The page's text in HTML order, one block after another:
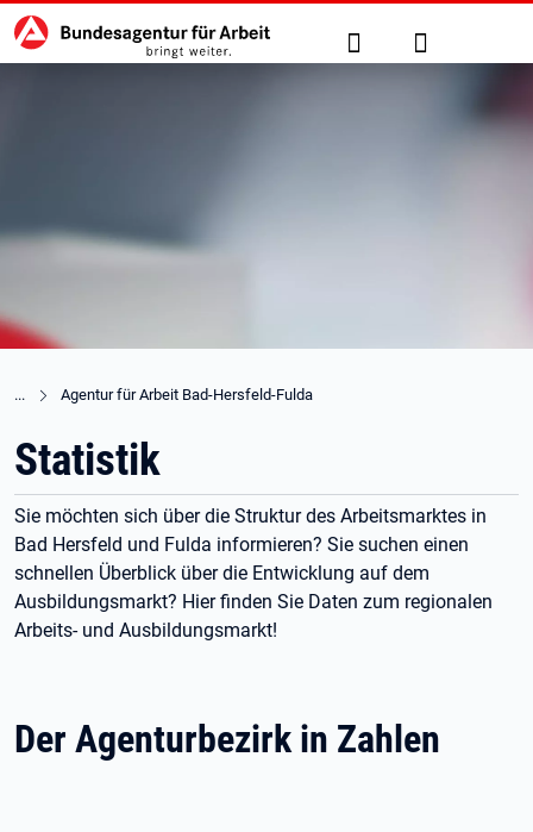
zu den Hauptinhalten springen
Hauptnavigation Suche Anmelden
Agentur für Arbeit Bad-Hersfeld-Fulda
Statistik
Sie möchten sich über die Struktur des Arbeitsmarktes in
Bad Hersfeld und Fulda informieren? Sie suchen einen
schnellen Überblick über die Entwicklung auf dem
Ausbildungsmarkt? Hier finden Sie Daten zum regionalen
Arbeits- und Ausbildungsmarkt!
Der Agenturbezirk in Zahlen